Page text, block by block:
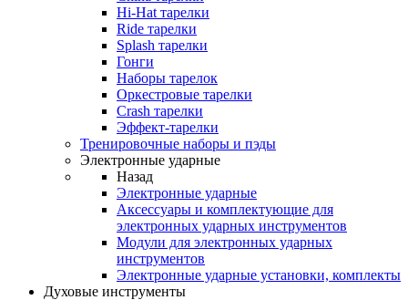
Hi-Hat тарелки
Ride тарелки
Splash тарелки
Гонги
Наборы тарелок
Оркестровые тарелки
Сrash тарелки
Эффект-тарелки
Тренировочные наборы и пэды
Электронные ударные
Назад
Электронные ударные
Аксессуары и комплектующие для
электронных ударных инструментов
Модули для электронных ударных
инструментов
Электронные ударные установки, комплекты
Духовые инструменты